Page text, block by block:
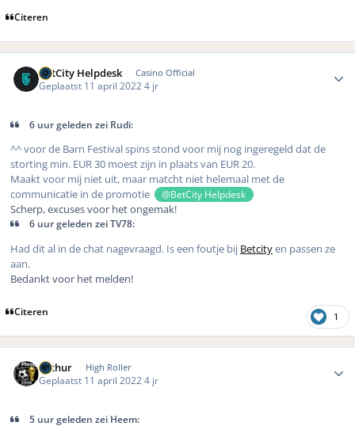
Citeren
BetCity Helpdesk Casino Official
Geplaatst 11 april 20224 jr
6 uur geleden zei Rudi:
^^ voor de Barn Festival spins stond voor mij nog ingeregeld dat de
storting min. EUR 30 moest zijn in plaats van EUR 20.
Maakt voor mij niet uit, maar matcht niet helemaal met de
communicatie in de promotie
@BetCity Helpdesk
Scherp, excuses voor het ongemak!
6 uur geleden zei TV78:
Had dit al in de chat nagevraagd. Is een foutje bij Betcityen passen ze
aan.
Bedankt voor het melden!
Citeren 1
Arthur High Roller
Geplaatst 11 april 20224 jr
5 uur geleden zei Heem: